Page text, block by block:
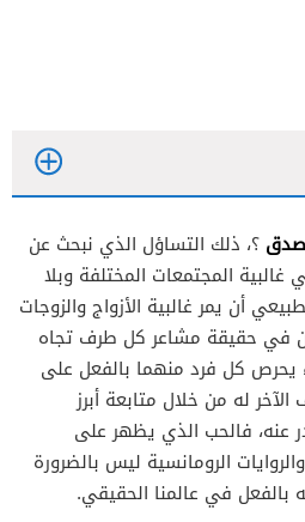
للزوجة
الزوجة وإخبار الآخرين بها دون
حتى وإن كان مخالفاً لرغبته
الزوجة
؟، ذلك التساؤل الذي نبحث عن
المجتمعات المختلفة وبلا
أن يمر غالبية الأزواج والزوجات
في حقيقة مشاعر كل طرف تجاه
يحرص كل فرد منهما بالفعل على
له من خلال متابعة أبرز
عنه، فالحب الذي يظهر على
الرومانسية ليس بالضرورة
بالفعل في عالمنا الحقيقي.